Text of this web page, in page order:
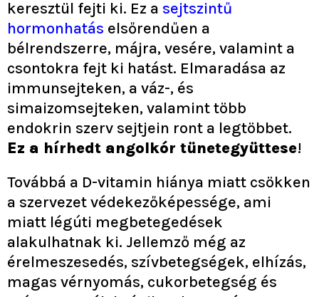
keresztül fejti ki. Ez a sejtszintű
hormonhatás elsőrendűen a
bélrendszerre, májra, vesére, valamint a
csontokra fejt ki hatást. Elmaradása az
immunsejteken, a váz-, és
simaizomsejteken, valamint több
endokrin szerv sejtjein ront a legtöbbet.
Ez a hírhedt angolkór tünetegyüttese!
Továbbá a D-vitamin hiánya miatt csökken
a szervezet védekezőképessége, ami
miatt légúti megbetegedések
alakulhatnak ki. Jellemző még az
érelmeszesedés, szívbetegségek, elhízás,
magas vérnyomás, cukorbetegség és